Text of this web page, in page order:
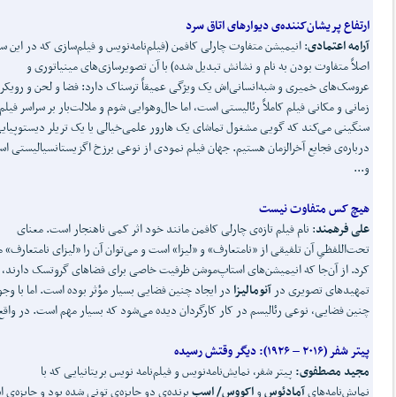
ارتفاع پریشانکننده‌ی دیوارهای اتاق سرد
آرامه اعتمادی: انیمیشن متفاوت چارلی کافمن (فیلم‌نامه‌نویس و فیلم‌سازی که در این
اصلاً متفاوت بودن به نام و نشانش تبدیل شده) با آن تصویرسازی‌های مینیاتوری و
عروسک‌های خمیری و شبه‌انسانی‌اش یک ویژگی عمیقاً ترسناک دارد: فضا و لحن و
زمانی و مکانی فیلم کاملاً رئالیستی است، اما حال‌وهوایی شوم و ملالت‌بار بر سراسر
سنگینی می‌کند که گویی مشغول تماشای یک هارور علمی‌خیالی یا یک تریلر
درباره‌ی فجایع آخرالزمان هستیم. جهان فیلم نمودی از نوعی برزخ اگزیستانسیالیستی
و...
هیچ کس متفاوت نیست
علی فرهمند: نام فیلم تازه‌ی چارلی کافمن مانند خود اثر کمی ناهنجار است. معنای
تحت‌اللفظیِ آن تلفیقی از «نامتعارف» و «لیزا» است و می‌توان آن را «لیزای
کرد. از آن‌جا که انیمیشن‌های استاپ‌موشن ظرفیت خاصی برای فضاهای گروتسک دارند،
تمهیدهای تصویری درآنومالیزا در ایجاد چنین فضایی بسیار مؤثر بوده است. اما با
چنین فضایی، نوعی رئالیسم در کار کارگردان دیده می‌شود که بسیار مهم است. در
پیتر شفر (۲۰۱۶
–۱۹۲۶) :دیگر وقتش رسیده
مجید مصطفوی: پیتر شفر، نمایش‌نامه‌نویس و فیلم‌نامه نویس بریتانیایی که با
نمایش‌نامه‌هایآمادئوسواکووس/ اسببرنده‌ی دو جایزه‌ی تونی شده بود و جایزه‌ی